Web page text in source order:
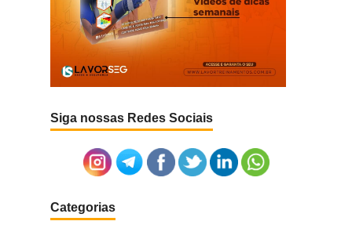
Siga nossas Redes Sociais
Categorias